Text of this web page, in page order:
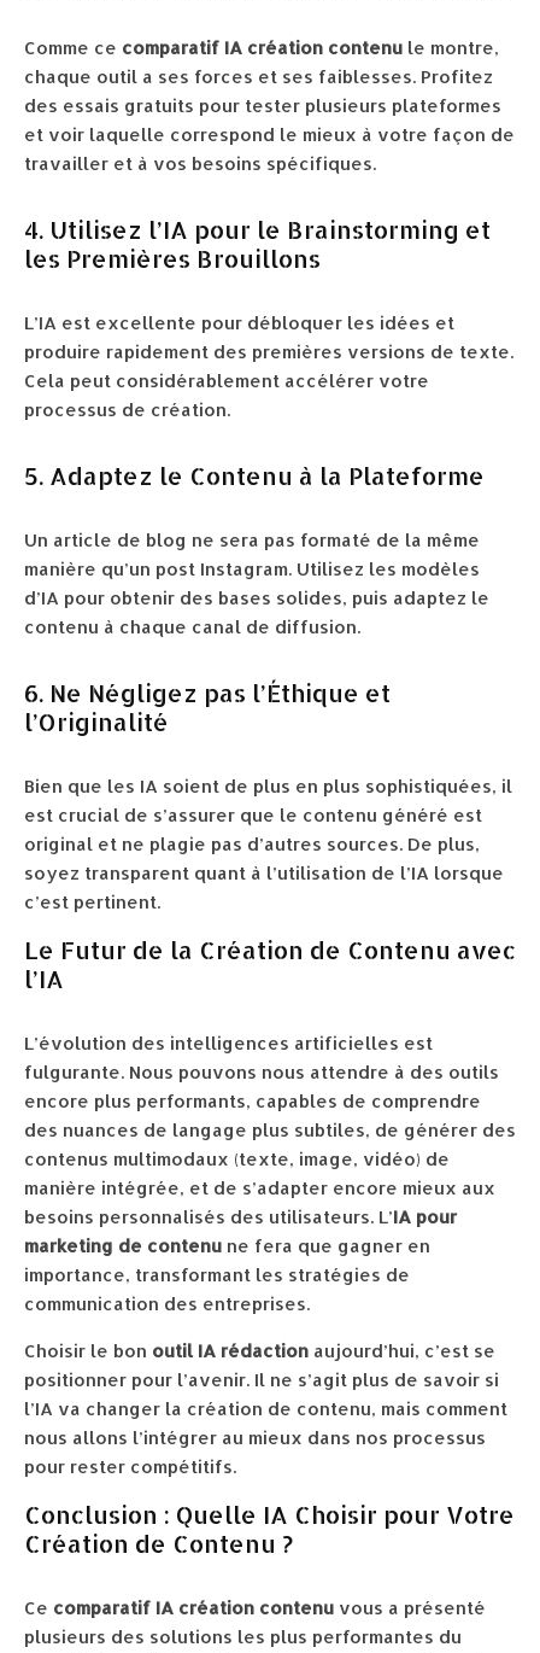
Comme ce comparatif IA création contenu le montre,
chaque outil a ses forces et ses faiblesses. Profitez
des essais gratuits pour tester plusieurs plateformes
et voir laquelle correspond le mieux à votre façon de
travailler et à vos besoins spécifiques.
4. Utilisez l’IA pour le Brainstorming et
les Premières Brouillons
L’IA est excellente pour débloquer les idées et
produire rapidement des premières versions de texte.
Cela peut considérablement accélérer votre
processus de création.
5. Adaptez le Contenu à la Plateforme
Un article de blog ne sera pas formaté de la même
manière qu’un post Instagram. Utilisez les modèles
d’IA pour obtenir des bases solides, puis adaptez le
contenu à chaque canal de diffusion.
6. Ne Négligez pas l’Éthique et
l’Originalité
Bien que les IA soient de plus en plus sophistiquées, il
est crucial de s’assurer que le contenu généré est
original et ne plagie pas d’autres sources. De plus,
soyez transparent quant à l’utilisation de l’IA lorsque
c’est pertinent.
Le Futur de la Création de Contenu avec
l’IA
L’évolution des intelligences artificielles est
fulgurante. Nous pouvons nous attendre à des outils
encore plus performants, capables de comprendre
des nuances de langage plus subtiles, de générer des
contenus multimodaux (texte, image, vidéo) de
manière intégrée, et de s’adapter encore mieux aux
besoins personnalisés des utilisateurs. L’IA pour
marketing de contenu ne fera que gagner en
importance, transformant les stratégies de
communication des entreprises.
Choisir le bon outil IA rédaction aujourd’hui, c’est se
positionner pour l’avenir. Il ne s’agit plus de savoir si
l’IA va changer la création de contenu, mais comment
nous allons l’intégrer au mieux dans nos processus
pour rester compétitifs.
Conclusion : Quelle IA Choisir pour Votre
Création de Contenu ?
Ce comparatif IA création contenu vous a présenté
plusieurs des solutions les plus performantes du